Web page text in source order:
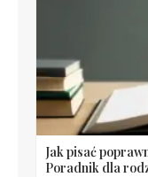
Jak pisać
Poradnik dla